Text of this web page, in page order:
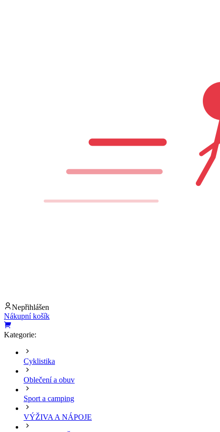
Nepřihlášen
Nákupní košík
Kategorie:
Cyklistika
Oblečení a obuv
Sport a camping
VÝŽIVA A NÁPOJE